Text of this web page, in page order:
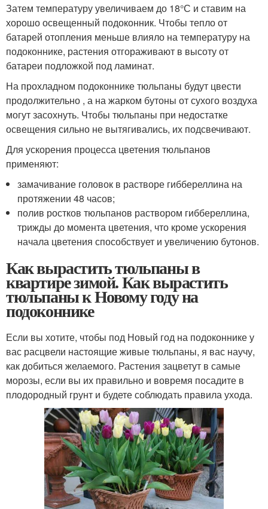
Затем температуру увеличиваем до 18°С и ставим на
хорошо освещенный подоконник. Чтобы тепло от
батарей отопления меньше влияло на температуру на
подоконнике, растения отгораживают в высоту от
батареи подложкой под ламинат.
На прохладном подоконнике тюльпаны будут цвести
продолжительно , а на жарком бутоны от сухого воздуха
могут засохнуть. Чтобы тюльпаны при недостатке
освещения сильно не вытягивались, их подсвечивают.
Для ускорения процесса цветения тюльпанов
применяют:
замачивание головок в растворе гиббереллина на
протяжении 48 часов;
полив ростков тюльпанов раствором гиббереллина,
трижды до момента цветения, что кроме ускорения
начала цветения способствует и увеличению бутонов.
Как вырастить тюльпаны в
квартире зимой. Как вырастить
тюльпаны к Новому году на
подоконнике
Если вы хотите, чтобы под Новый год на подоконнике у
вас расцвели настоящие живые тюльпаны, я вас научу,
как добиться желаемого. Растения зацветут в самые
морозы, если вы их правильно и вовремя посадите в
плодородный грунт и будете соблюдать правила ухода.